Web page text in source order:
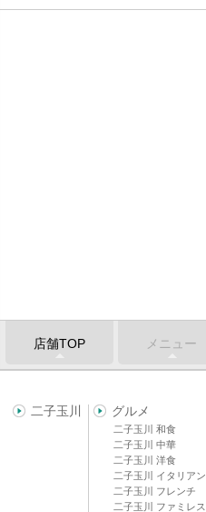
店舗TOP メニュー
二子玉川 グルメ
二子玉川 和食
二子玉川 中華
二子玉川 洋食
二子玉川 イタリアン
二子玉川 フレンチ
二子玉川 ファミレス